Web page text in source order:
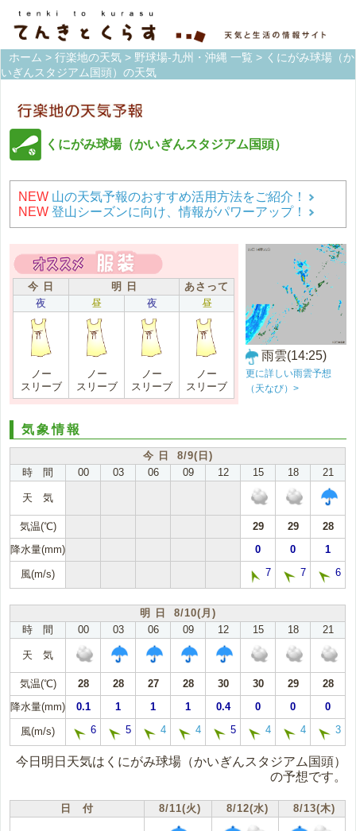
ホーム > 行楽地の天気 > 野球場-九州・沖縄 一覧 > くにがみ球場（か
いぎんスタジアム国頭）の天気
くにがみ球場（かいぎんスタジアム国頭）
NEW 山の天気予報のおすすめ活用方法をご紹介！
NEW 登山シーズンに向け、情報がパワーアップ！
今 日 明 日
あさって
夜
昼 夜 昼
ノー
スリーブ
ノー
スリーブ
ノー
スリーブ
ノー
スリーブ
雨雲(14:25)
更に詳しい雨雲予想
（天なび）>
気象情報
今 日 8/9(日)
時 間
00 03 06 09 12 15 18 21
天 気
気温(℃) 29 29
28
降水量(mm)
0 0 1
風(m/s) 7 7 6
明 日 8/10(月)
時 間
00 03 06 09 12 15 18 21
天 気
気温(℃) 28 28 27 28 30 30 29
28
降水量(mm)
0.1 1 1 1 0.4 0 0 0
風(m/s) 6 5 4 4 5 4 4 3
今日明日天気はくにがみ球場（かいぎんスタジアム国頭）
の予想です。
日 付 8/11(火) 8/12(水) 8/13(木)